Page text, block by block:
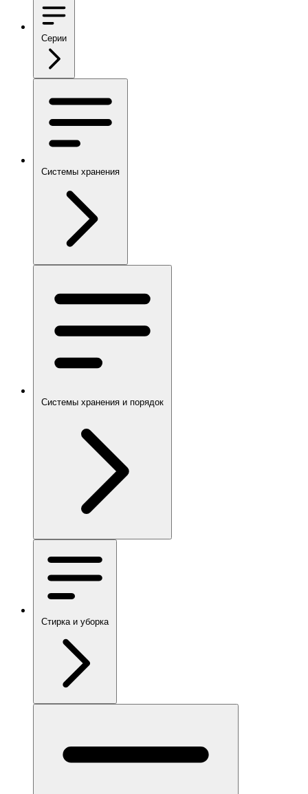
Серии
Системы хранения
Системы хранения и порядок
Стирка и уборка